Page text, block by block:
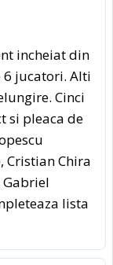
incheiat din
jucatori. Alti
Cinci
si pleaca de
Cristian Chira
Gabriel
lista